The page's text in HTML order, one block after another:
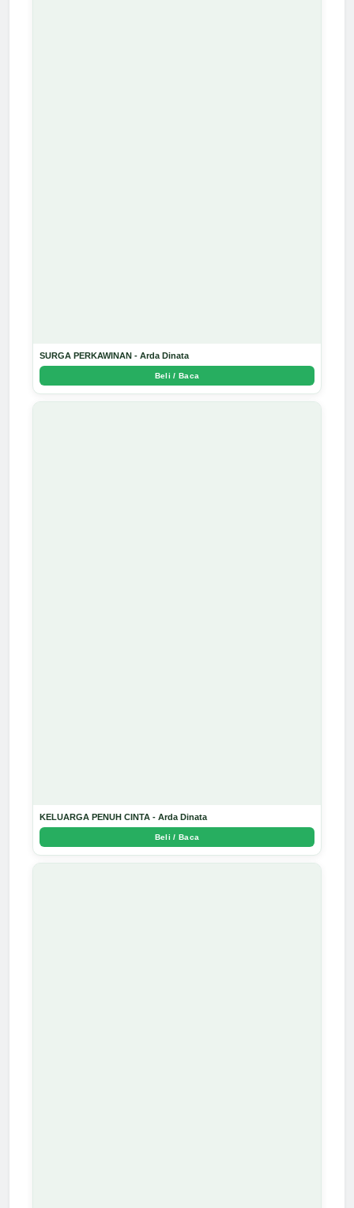
SURGA PERKAWINAN - Arda Dinata
Beli / Baca
KELUARGA PENUH CINTA - Arda Dinata
Beli / Baca